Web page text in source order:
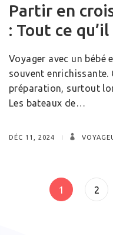
Partir en
: Tout ce
Voyager avec un bébé
souvent enrichissante.
préparation, surtout
Les bateaux de…
DÉC 11, 2024
Page
1 Page
2